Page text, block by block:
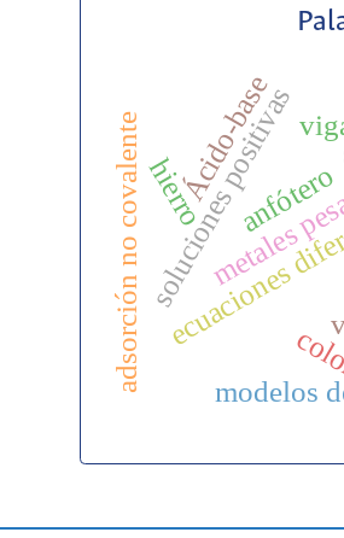
ecuaciones
soluciones positivas
metales
hierro
adsorción no covalente modelos
Ácido-baseanfótero